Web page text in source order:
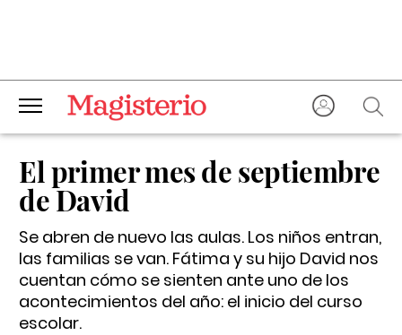
El primer mes de septiembre
de David
Se abren de nuevo las aulas. Los niños entran,
las familias se van. Fátima y su hijo David nos
cuentan cómo se sienten ante uno de los
acontecimientos del año: el inicio del curso
escolar.